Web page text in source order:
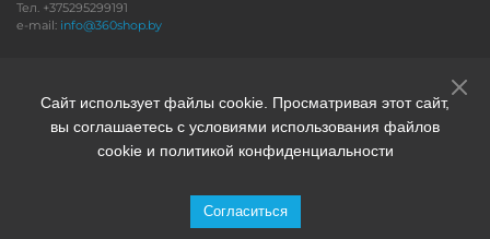
Тел. +375295299191
e-mail: info@360shop.by
Сайт использует файлы cookie. Просматривая этот сайт,
вы соглашаетесь с условиями использования файлов
cookie и политикой конфиденциальности
Согласиться